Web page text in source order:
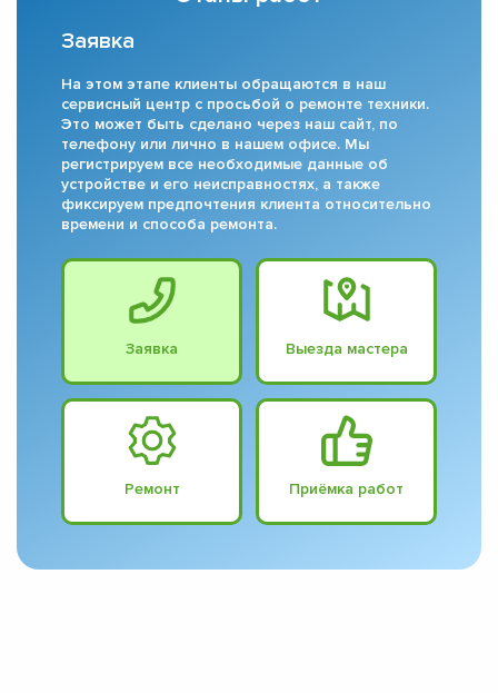
Заявка
На этом этапе клиенты обращаются в наш
сервисный центр с просьбой о ремонте техники.
Это может быть сделано через наш сайт, по
телефону или лично в нашем офисе. Мы
регистрируем все необходимые данные об
устройстве и его неисправностях, а также
фиксируем предпочтения клиента относительно
времени и способа ремонта.
Заявка Выезда мастера
Ремонт Приёмка работ